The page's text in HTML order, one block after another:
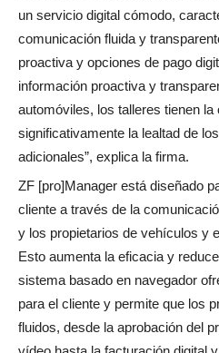
un servicio digital cómodo,
comunicación fluida y
proactiva y opciones de pago
información proactiva y
automóviles, los talleres tienen la
significativamente la lealtad de
adicionales”, explica la firma.
ZF [pro]Manager está diseñado
cliente a través de la
y los propietarios de vehículos y
Esto aumenta la eficacia y
sistema basado en navegador
para el cliente y permite que los
fluidos, desde la aprobación del